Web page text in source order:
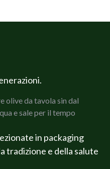
olive da tavola sin dal
e sale per il tempo
in packaging
tradizione e della salute